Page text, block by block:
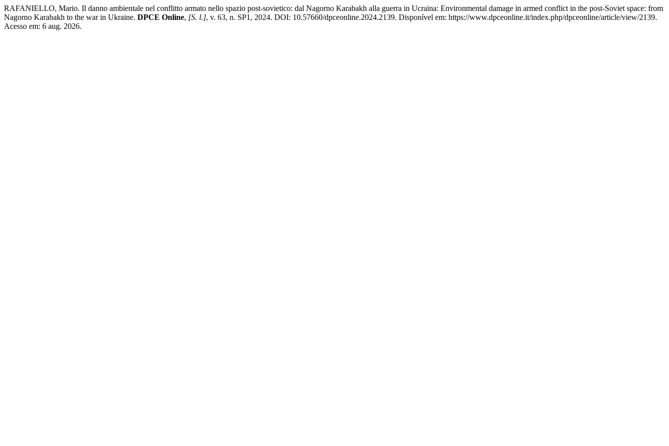
RAFANIELLO, Mario. Il danno ambientale nel conflitto armato nello spazio post-sovietico: dal Nagorno Karabakh alla guerra in Ucraina: Environmental damage in armed conflict in the post-Soviet space: from
Nagorno Karabakh to the war in Ukraine. DPCE Online, [S. l.], v. 63, n. SP1, 2024. DOI: 10.57660/dpceonline.2024.2139. Disponível em: https://www.dpceonline.it/index.php/dpceonline/article/view/2139.
Acesso em: 6 aug. 2026.